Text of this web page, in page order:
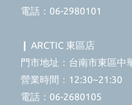
電話：06-2980101
❙ ARCTIC 東區店
門市地址：台南市東區中
營業時間：12:30~21:30
電話：06-2680105